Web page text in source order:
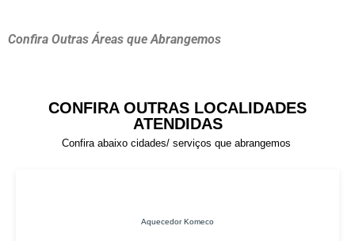
Confira Outras Áreas que Abrangemos
CONFIRA OUTRAS LOCALIDADES
ATENDIDAS
Confira abaixo cidades/ serviços que abrangemos
Aquecedor Komeco